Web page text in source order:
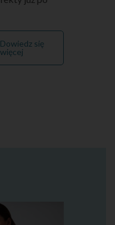
Dowiedz się
więcej